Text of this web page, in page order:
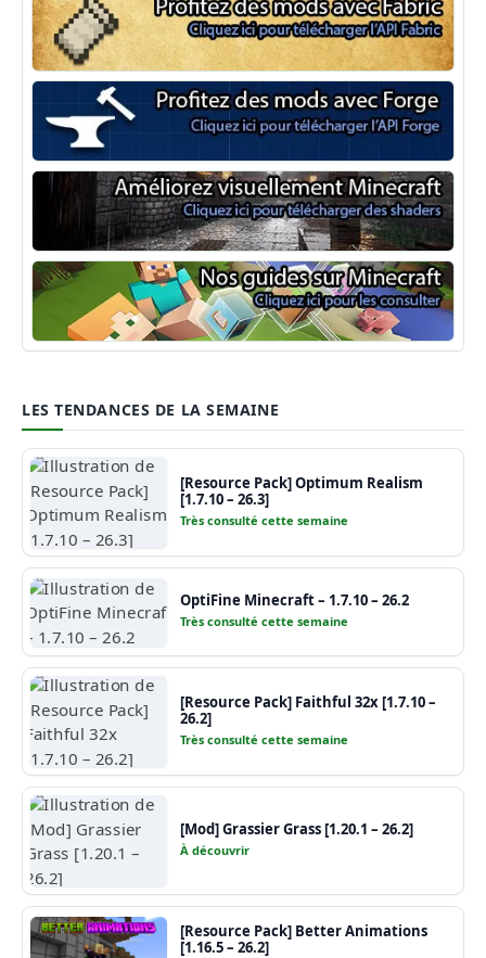
Minecraft Fabric
Minecraft Forge
Shaders Minecraft
Guide Minecraft
LES TENDANCES DE LA SEMAINE
[Resource Pack] Optimum Realism
[1.7.10 – 26.3]
Très consulté cette semaine
OptiFine Minecraft – 1.7.10 – 26.2
Très consulté cette semaine
[Resource Pack] Faithful 32x [1.7.10 –
26.2]
Très consulté cette semaine
[Mod] Grassier Grass [1.20.1 – 26.2]
À découvrir
[Resource Pack] Better Animations
[1.16.5 – 26.2]